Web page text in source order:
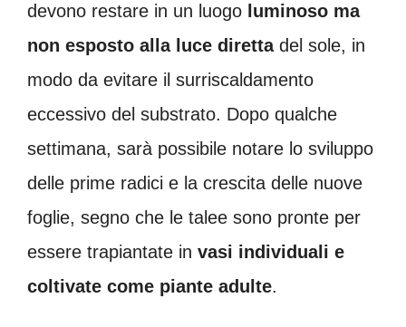
devono restare in un luogo luminoso ma
non esposto alla luce direttadel sole, in
modo da evitare il surriscaldamento
eccessivo del substrato. Dopo qualche
settimana, sarà possibile notare lo sviluppo
delle prime radici e la crescita delle nuove
foglie, segno che le talee sono pronte per
essere trapiantate in vasi individuali e
coltivate come piante adulte.